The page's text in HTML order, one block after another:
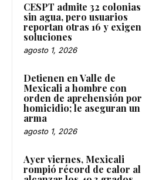
CESPT admite 32 colonias
sin agua, pero usuarios
reportan otras 16 y exigen
soluciones
agosto 1, 2026
Detienen en Valle de
Mexicali a hombre con
orden de aprehensión por
homicidio; le aseguran un
arma
agosto 1, 2026
Ayer viernes, Mexicali
rompió récord de calor al